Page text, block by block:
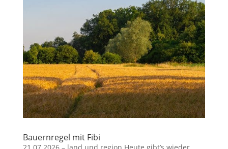
Bauernregel mit Fibi
21.07.2026 – land und region Heute gibt’s wieder